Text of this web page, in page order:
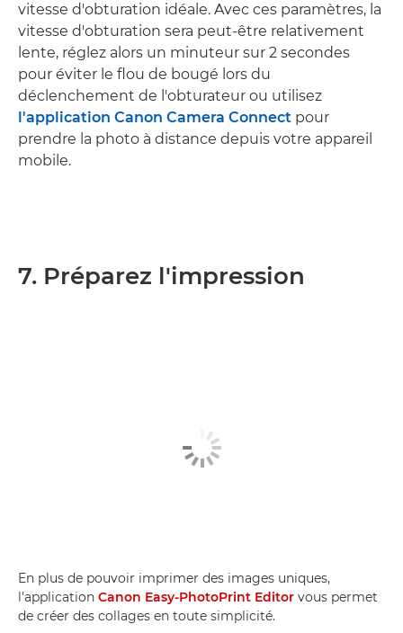
vitesse d'obturation idéale. Avec ces paramètres, la
vitesse d'obturation sera peut-être relativement
lente, réglez alors un minuteur sur 2 secondes
pour éviter le flou de bougé lors du
déclenchement de l'obturateur ou utilisez
l'application Canon Camera Connect pour
prendre la photo à distance depuis votre appareil
mobile.
7. Préparez l'impression
En plus de pouvoir imprimer des images uniques,
l'application Canon Easy-PhotoPrint Editor vous permet
de créer des collages en toute simplicité.